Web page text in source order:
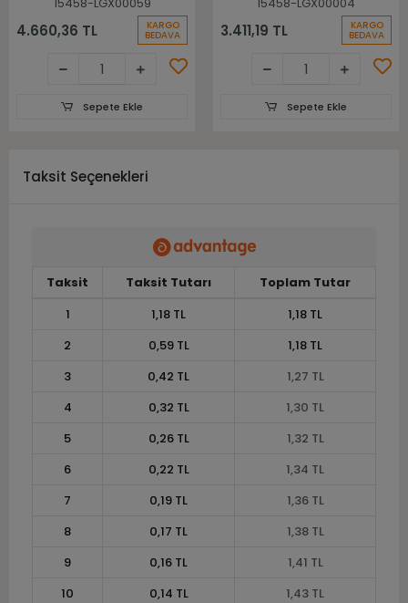
15458-LGX00059
4.660,36 TL KARGO
BEDAVA
Sepete Ekle
15458-LGX00004
3.411,19 TL KARGO
BEDAVA
Sepete Ekle
Taksit Seçenekleri
Taksit Taksit Tutarı
Toplam Tutar
1
1,18 TL
1,18 TL
2
0,59 TL
1,18 TL
3
0,42 TL
1,27 TL
4
0,32 TL
1,30 TL
5
0,26 TL
1,32 TL
6
0,22 TL
1,34 TL
7
0,19 TL
1,36 TL
8
0,17 TL
1,38 TL
9
0,16 TL
1,41 TL
10
0,14 TL
1,43 TL